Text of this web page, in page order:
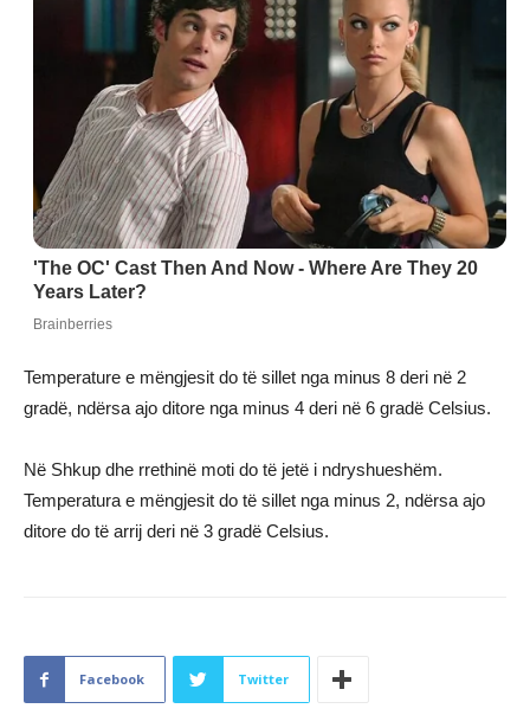
Temperature e mëngjesit do të sillet nga minus 8 deri në 2
gradë, ndërsa ajo ditore nga minus 4 deri në 6 gradë Celsius.
Në Shkup dhe rrethinë moti do të jetë i ndryshueshëm.
Temperatura e mëngjesit do të sillet nga minus 2, ndërsa ajo
ditore do të arrij deri në 3 gradë Celsius.
Facebook Twitter